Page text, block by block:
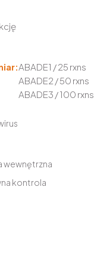
ABADE1 / 25 rxns
ABADE2 / 50 rxns
ABADE3 / 100 rxns
wewnętrzna
kontrola